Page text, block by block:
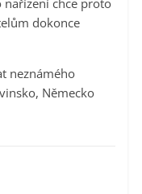
nařízení chce proto
dokonce
neznámého
Německo